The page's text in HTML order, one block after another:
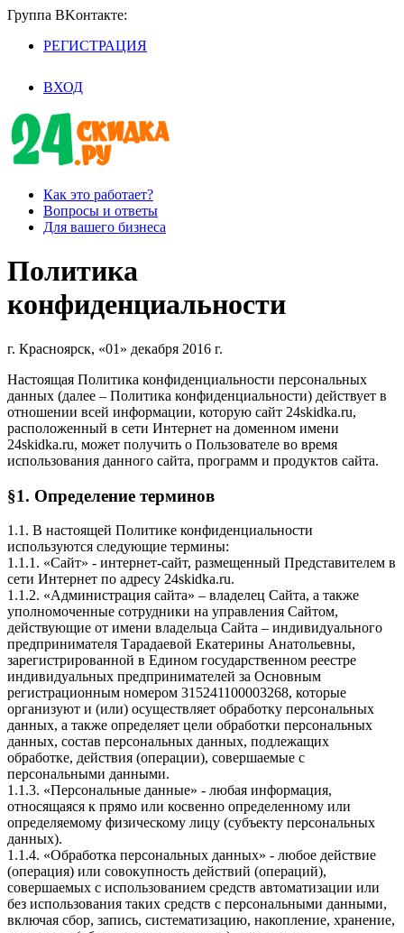
Группа BKoнтaктe:
РЕГИСТРАЦИЯ
ВХОД
Как это работает?
Вопросы и ответы
Для вашего бизнеса
Политика
конфиденциальности
г. Красноярск, «01» декабря 2016 г.
Настоящая Политика конфиденциальности персональных
данных (далее – Политика конфиденциальности) действует в
отношении всей информации, которую сайт 24skidka.ru,
расположенный в сети Интернет на доменном имени
24skidka.ru, может получить о Пользователе во время
использования данного сайта, программ и продуктов сайта.
§1. Определение терминов
1.1. В настоящей Политике конфиденциальности
используются следующие термины:
1.1.1. «Сайт» - интернет-сайт, размещенный Представителем в
сети Интернет по адресу 24skidka.ru.
1.1.2. «Администрация сайта» – владелец Сайта, а также
уполномоченные сотрудники на управления Сайтом,
действующие от имени владельца Сайта – индивидуального
предпринимателя Тарадаевой Екатерины Анатольевны,
зарегистрированной в Едином государственном реестре
индивидуальных предпринимателей за Основным
регистрационным номером 315241100003268, которые
организуют и (или) осуществляет обработку персональных
данных, а также определяет цели обработки персональных
данных, состав персональных данных, подлежащих
обработке, действия (операции), совершаемые с
персональными данными.
1.1.3. «Персональные данные» - любая информация,
относящаяся к прямо или косвенно определенному или
определяемому физическому лицу (субъекту персональных
данных).
1.1.4. «Обработка персональных данных» - любое действие
(операция) или совокупность действий (операций),
совершаемых с использованием средств автоматизации или
без использования таких средств с персональными данными,
включая сбор, запись, систематизацию, накопление, хранение,